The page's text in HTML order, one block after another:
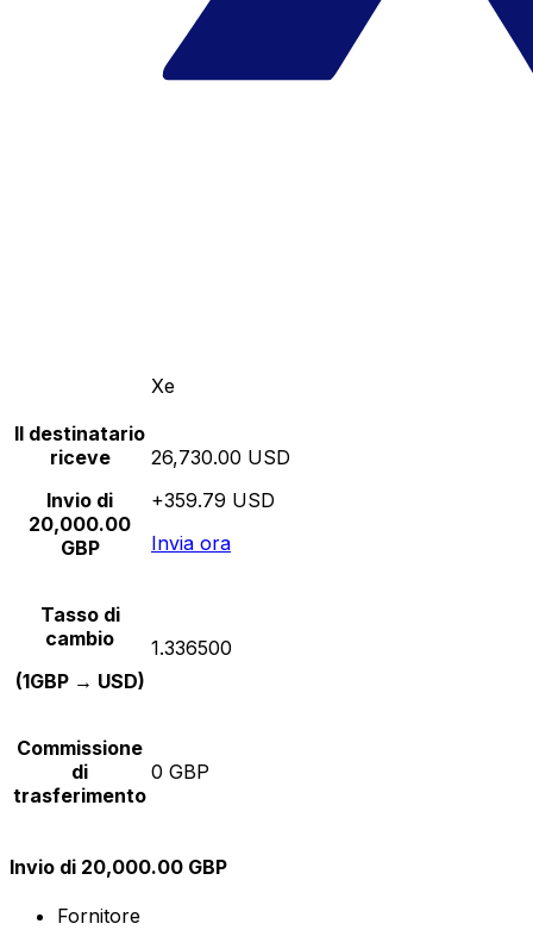
Xe
Il destinatario
riceve
Invio di
20,000.00
GBP
26,730.00 USD
+359.79 USD
Invia ora
Tasso di
cambio
(1GBP → USD)
1.336500
Commissione
di
trasferimento
0 GBP
Invio di 20,000.00 GBP
Fornitore